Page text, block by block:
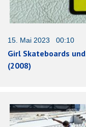
15. Mai 2023 00:10
Girl Skateboards
(2008)